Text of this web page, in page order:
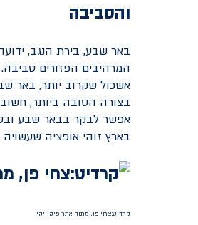
והסביבה
באר שבע, בירת הנגב,
המרהיבים הפזורים
אשכול שקרוב יותר, באר
בצורה הטובה ביותר,
אפשר לבקר בבאר שבע
בארץ זוהי אופציה
קרדיט:צחי פן, מתוך אתר פיקיויקי